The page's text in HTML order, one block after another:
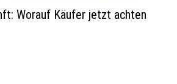
Worauf Käufer jetzt achten